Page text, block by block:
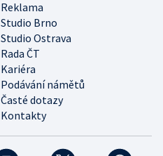
Reklama
Studio Brno
Studio Ostrava
Rada ČT
Kariéra
Podávání námětů
Časté dotazy
Kontakty